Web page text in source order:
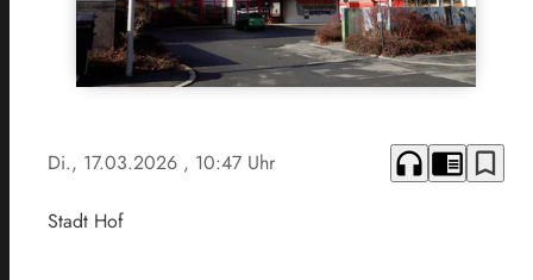
Di., 17.03.2026 , 10:47 Uhr headphones chrome_reader_mode bookmark_border
Stadt Hof